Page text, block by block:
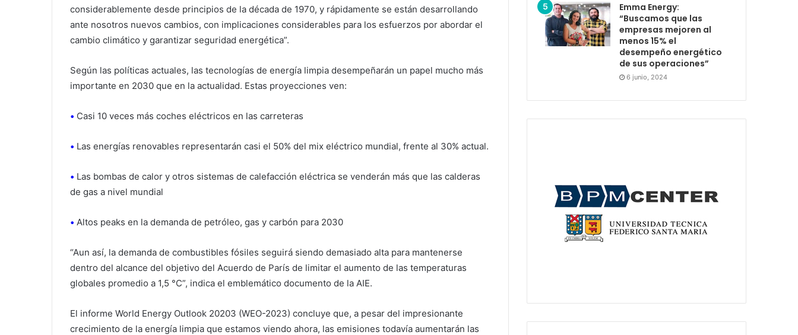
considerablemente desde principios de la década de 1970, y rápidamente se están desarrollando
ante nosotros nuevos cambios, con implicaciones considerables para los esfuerzos por abordar el
cambio climático y garantizar seguridad energética”.
Según las políticas actuales, las tecnologías de energía limpia desempeñarán un papel mucho más
importante en 2030 que en la actualidad. Estas proyecciones ven:
• Casi 10 veces más coches eléctricos en las carreteras
• Las energías renovables representarán casi el 50% del mix eléctrico mundial, frente al 30% actual.
• Las bombas de calor y otros sistemas de calefacción eléctrica se venderán más que las calderas
de gas a nivel mundial
• Altos peaks en la demanda de petróleo, gas y carbón para 2030
“Aun así, la demanda de combustibles fósiles seguirá siendo demasiado alta para mantenerse
dentro del alcance del objetivo del Acuerdo de París de limitar el aumento de las temperaturas
globales promedio a 1,5 °C”, indica el emblemático documento de la AIE.
El informe World Energy Outlook 20203 (WEO-2023) concluye que, a pesar del impresionante
crecimiento de la energía limpia que estamos viendo ahora, las emisiones todavía aumentarán las
Emma Energy:
“Buscamos que las
empresas mejoren al
menos 15% el
desempeño energético
de sus operaciones”
6 junio, 2024